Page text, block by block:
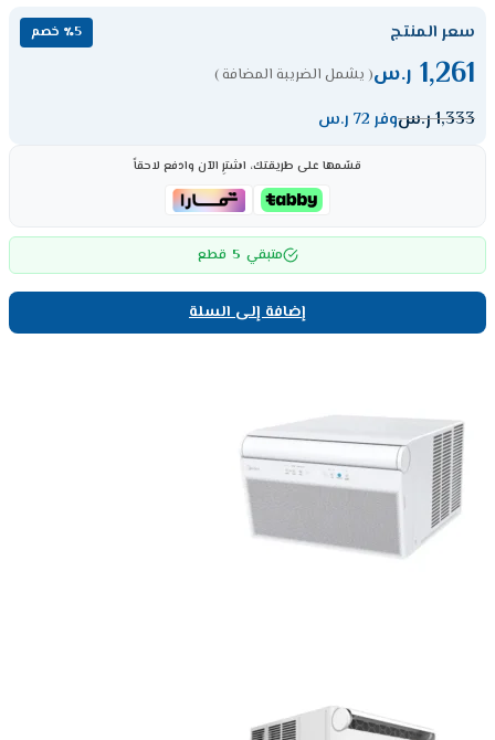
سعر المنتج ٪5 خصم
1,261 ر.س( يشمل الضريبة المضافة )
1,333ر.سوفر 72 ر.س
قسّمها على طريقتك، اشترِ الآن وادفع لاحقاً
متبقي 5 قطع
إضافة إلى السلة